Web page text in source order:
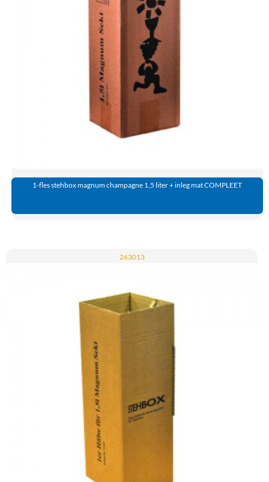
1-fles stehbox magnum champagne 1,5 liter + inleg mat COMPLEET
263013